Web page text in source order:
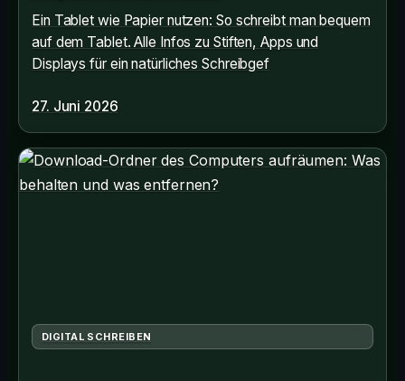
Ein Tablet wie Papier nutzen: So schreibt man bequem
auf dem Tablet. Alle Infos zu Stiften, Apps und
Displays für ein natürliches Schreibgef
27. Juni 2026
DIGITAL SCHREIBEN